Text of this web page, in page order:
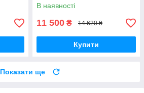
В наявності
11 500 ₴ 14 620 ₴
Купити
Показати ще